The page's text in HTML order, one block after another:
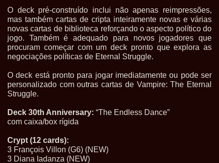
O deck pré-construído inclui não apenas reimpressões,
mas também cartas de cripta inteiramente novas e várias
novas cartas de biblioteca reforçando o aspecto político do
jogo. Também é adequado para novos jogadores que
procuram começar com um deck pronto que explora as
negociações políticas de Eternal Struggle.
O deck está pronto para jogar imediatamente ou pode ser
personalizado com outras cartas de Vampire: The Eternal
Struggle.
Deck 30th Anniversary: “The Endless Dance”
com caixa/box rígida
Crypt (12 cards):
3 François Villon (G6) (NEW)
3 Diana Iadanza (NEW)